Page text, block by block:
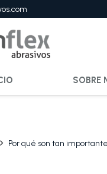
SOBRE
Por qué son tan